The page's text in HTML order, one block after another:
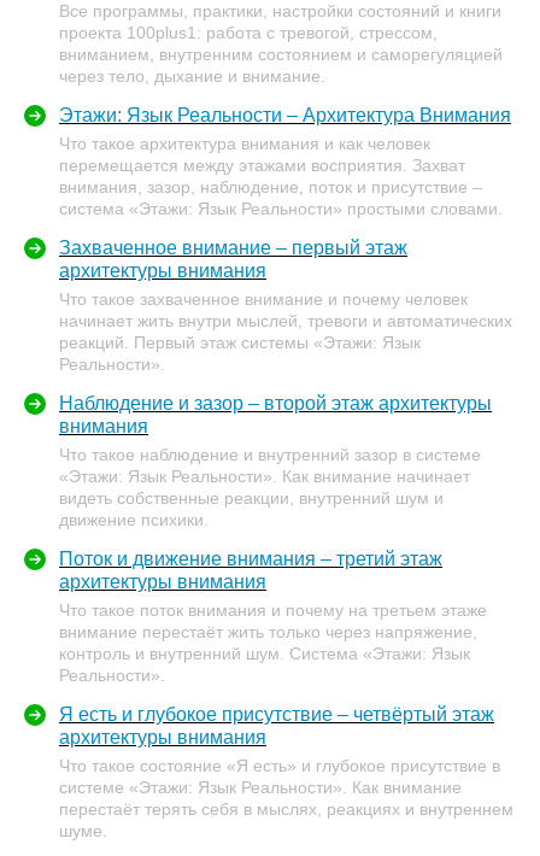
Все программы, практики, настройки состояний и книги
проекта 100plus1: работа с тревогой, стрессом,
вниманием, внутренним состоянием и саморегуляцией
через тело, дыхание и внимание.
Этажи: Язык Реальности – Архитектура Внимания
Что такое архитектура внимания и как человек
перемещается между этажами восприятия. Захват
внимания, зазор, наблюдение, поток и присутствие –
система «Этажи: Язык Реальности» простыми словами.
Захваченное внимание – первый этаж
архитектуры внимания
Что такое захваченное внимание и почему человек
начинает жить внутри мыслей, тревоги и автоматических
реакций. Первый этаж системы «Этажи: Язык
Реальности».
Наблюдение и зазор – второй этаж архитектуры
внимания
Что такое наблюдение и внутренний зазор в системе
«Этажи: Язык Реальности». Как внимание начинает
видеть собственные реакции, внутренний шум и
движение психики.
Поток и движение внимания – третий этаж
архитектуры внимания
Что такое поток внимания и почему на третьем этаже
внимание перестаёт жить только через напряжение,
контроль и внутренний шум. Система «Этажи: Язык
Реальности».
Я есть и глубокое присутствие – четвёртый этаж
архитектуры внимания
Что такое состояние «Я есть» и глубокое присутствие в
системе «Этажи: Язык Реальности». Как внимание
перестаёт терять себя в мыслях, реакциях и внутреннем
шуме.